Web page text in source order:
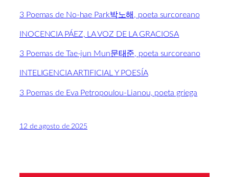
3 Poemas de No-hae Park박노해, poeta surcoreano
INOCENCIA PÁEZ, LA VOZ DE LA GRACIOSA
3 Poemas de Tae-jun Mun문태준, poeta surcoreano
INTELIGENCIA ARTIFICIAL Y POESÍA
3 Poemas de Eva Petropoulou-Lianou, poeta griega
12 de agosto de 2025